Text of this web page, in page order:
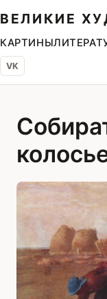
ВЕЛИКИЕ
КАРТИНЫ
VK